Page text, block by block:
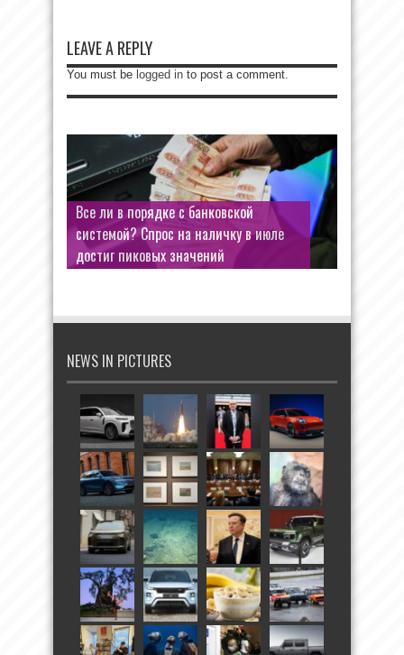
LEAVE A REPLY
You must be logged in to post a comment.
Все ли в порядке с банковской
системой? Спрос на наличку в июле
достиг пиковых значений
NEWS IN PICTURES